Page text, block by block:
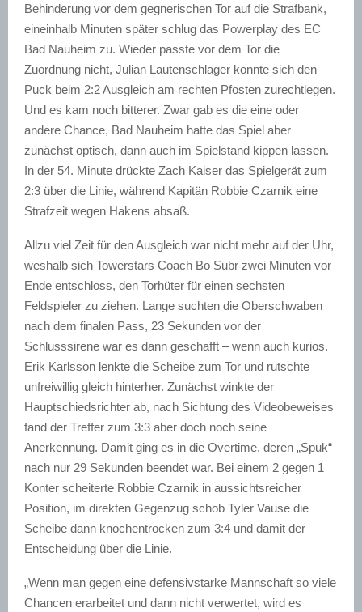
Behinderung vor dem gegnerischen Tor auf die Strafbank,
eineinhalb Minuten später schlug das Powerplay des EC
Bad Nauheim zu. Wieder passte vor dem Tor die
Zuordnung nicht, Julian Lautenschlager konnte sich den
Puck beim 2:2 Ausgleich am rechten Pfosten zurechtlegen.
Und es kam noch bitterer. Zwar gab es die eine oder
andere Chance, Bad Nauheim hatte das Spiel aber
zunächst optisch, dann auch im Spielstand kippen lassen.
In der 54. Minute drückte Zach Kaiser das Spielgerät zum
2:3 über die Linie, während Kapitän Robbie Czarnik eine
Strafzeit wegen Hakens absaß.
Allzu viel Zeit für den Ausgleich war nicht mehr auf der Uhr,
weshalb sich Towerstars Coach Bo Subr zwei Minuten vor
Ende entschloss, den Torhüter für einen sechsten
Feldspieler zu ziehen. Lange suchten die Oberschwaben
nach dem finalen Pass, 23 Sekunden vor der
Schlusssirene war es dann geschafft – wenn auch kurios.
Erik Karlsson lenkte die Scheibe zum Tor und rutschte
unfreiwillig gleich hinterher. Zunächst winkte der
Hauptschiedsrichter ab, nach Sichtung des Videobeweises
fand der Treffer zum 3:3 aber doch noch seine
Anerkennung. Damit ging es in die Overtime, deren „Spuk“
nach nur 29 Sekunden beendet war. Bei einem 2 gegen 1
Konter scheiterte Robbie Czarnik in aussichtsreicher
Position, im direkten Gegenzug schob Tyler Vause die
Scheibe dann knochentrocken zum 3:4 und damit der
Entscheidung über die Linie.
„Wenn man gegen eine defensivstarke Mannschaft so viele
Chancen erarbeitet und dann nicht verwertet, wird es